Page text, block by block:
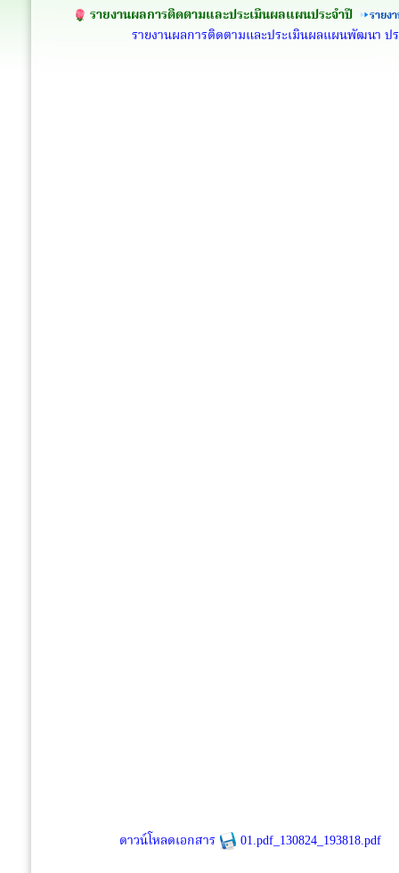
รายงานผลการติดตามและประเมินผลแผนประจำปี รายง
รายงานผลการติดตามและประเมินผลแผนพัฒนา
ดาวน์โหลดเอกสาร 01.pdf_130824_193818.pdf